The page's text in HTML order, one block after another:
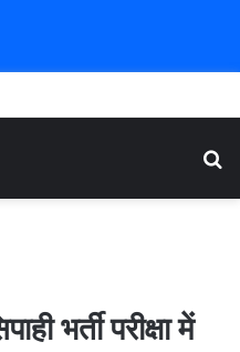
भर्ती परीक्षा में